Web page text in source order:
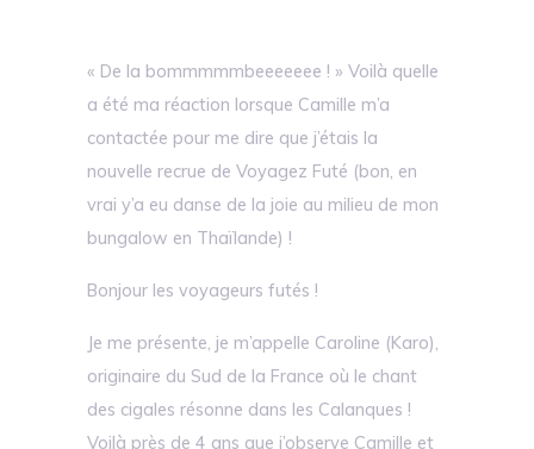
« De la bommmmmbeeeeeee ! » Voilà quelle
a été ma réaction lorsque Camille m’a
contactée pour me dire que j’étais la
nouvelle recrue de Voyagez Futé (bon, en
vrai y’a eu danse de la joie au milieu de mon
bungalow en Thaïlande) !
Bonjour les voyageurs futés !
Je me présente, je m’appelle Caroline (Karo),
originaire du Sud de la France où le chant
des cigales résonne dans les Calanques !
Voilà près de 4 ans que j’observe Camille et